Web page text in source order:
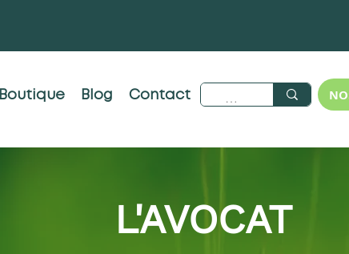
Boutique Blog Contact
L'AVOCAT